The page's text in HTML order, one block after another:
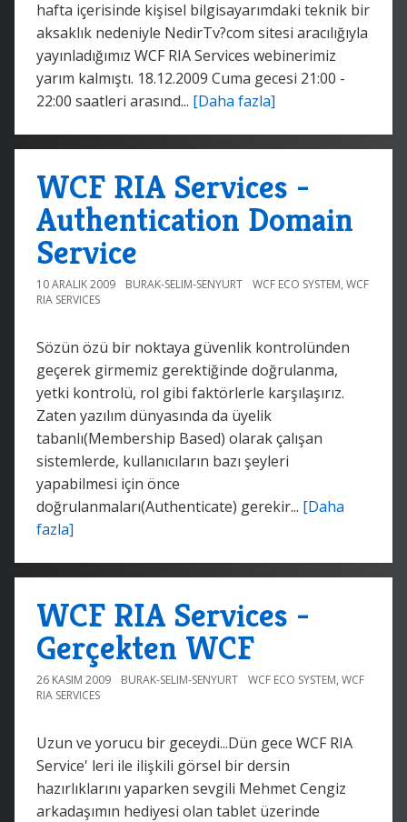
hafta içerisinde kişisel bilgisayarımdaki teknik bir
aksaklık nedeniyle NedirTv?com sitesi aracılığıyla
yayınladığımız WCF RIA Services webinerimiz
yarım kalmıştı. 18.12.2009 Cuma gecesi 21:00 -
22:00 saatleri arasınd... [Daha fazla]
WCF RIA Services -
Authentication Domain
Service
10 ARALIK 2009 BURAK-SELIM-SENYURT WCF ECO SYSTEM, WCF
RIA SERVICES
Sözün özü bir noktaya güvenlik kontrolünden
geçerek girmemiz gerektiğinde doğrulanma,
yetki kontrolü, rol gibi faktörlerle karşılaşırız.
Zaten yazılım dünyasında da üyelik
tabanlı(Membership Based) olarak çalışan
sistemlerde, kullanıcıların bazı şeyleri
yapabilmesi için önce
doğrulanmaları(Authenticate) gerekir... [Daha
fazla]
WCF RIA Services -
Gerçekten WCF
26 KASIM 2009 BURAK-SELIM-SENYURT WCF ECO SYSTEM, WCF
RIA SERVICES
Uzun ve yorucu bir geceydi...Dün gece WCF RIA
Service' leri ile ilişkili görsel bir dersin
hazırlıklarını yaparken sevgili Mehmet Cengiz
arkadaşımın hediyesi olan tablet üzerinde